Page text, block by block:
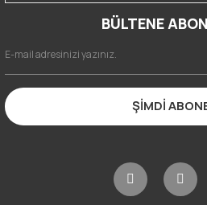
BÜLTENE
ŞİMDİ